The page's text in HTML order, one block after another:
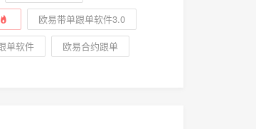
欧易带单跟单软件3.0
单软件
欧易合约跟单